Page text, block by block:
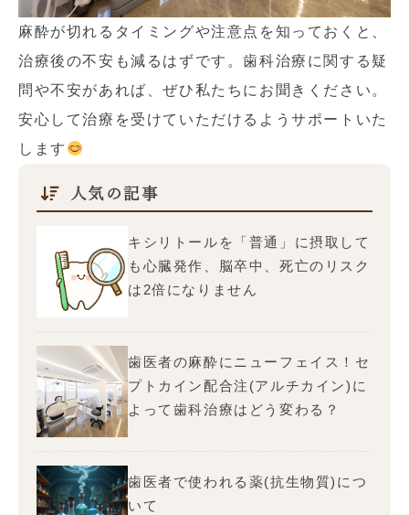
麻酔が切れるタイミングや注意点を知っておくと、
治療後の不安も減るはずです。歯科治療に関する疑
問や不安があれば、ぜひ私たちにお聞きください。
安心して治療を受けていただけるようサポートいた
します
人気の記事
キシリトールを「普通」に摂取して
も心臓発作、脳卒中、死亡のリスク
は2倍になりません
歯医者の麻酔にニューフェイス！セ
プトカイン配合注(アルチカイン)に
よって歯科治療はどう変わる？
歯医者で使われる薬(抗生物質)につ
いて